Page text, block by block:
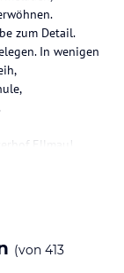
zum Detail.
In wenigen
Ellmau!
(von 413